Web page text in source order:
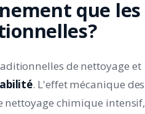
que les
de nettoyage et
. L'effet mécanique des
nettoyage chimique intensif,